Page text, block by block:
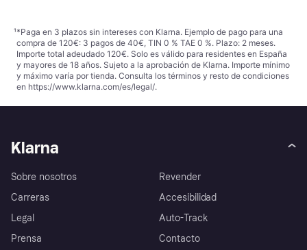
¹*Paga en 3 plazos sin intereses con Klarna. Ejemplo de pago para una
compra de 120€: 3 pagos de 40€, TIN 0 % TAE 0 %. Plazo: 2 meses.
Importe total adeudado 120€. Solo es válido para residentes en España
y mayores de 18 años. Sujeto a la aprobación de Klarna. Importe mínimo
y máximo varía por tienda. Consulta los términos y resto de condiciones
en https://www.klarna.com/es/legal/.
Klarna
Sobre nosotros
Carreras
Legal
Prensa
Revender
Accesibilidad
Auto-Track
Contacto